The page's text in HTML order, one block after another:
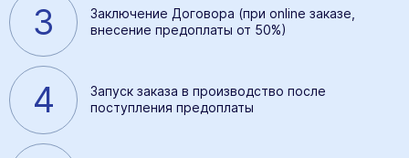
3
Заключение Договора (при online заказе,
внесение предоплаты от 50%)
4
Запуск заказа в производство после
поступления предоплаты